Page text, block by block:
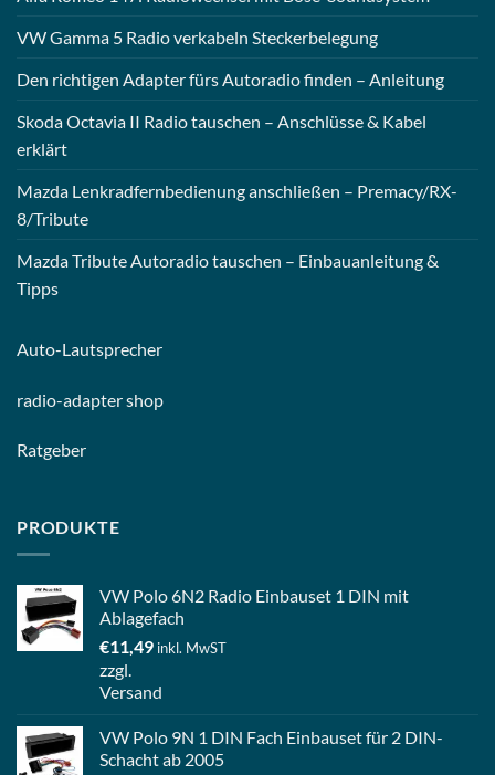
VW Gamma 5 Radio verkabeln Steckerbelegung
Den richtigen Adapter fürs Autoradio finden – Anleitung
Skoda Octavia II Radio tauschen – Anschlüsse & Kabel
erklärt
Mazda Lenkradfernbedienung anschließen – Premacy/RX-
8/Tribute
Mazda Tribute Autoradio tauschen – Einbauanleitung &
Tipps
Auto-Lautsprecher
radio-adapter shop
Ratgeber
PRODUKTE
VW Polo 6N2 Radio Einbauset 1 DIN mit
Ablagefach
€11,49 inkl. MwST
zzgl.
Versand
VW Polo 9N 1 DIN Fach Einbauset für 2 DIN-
Schacht ab 2005